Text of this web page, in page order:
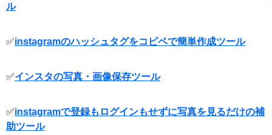
ル
✅instagramのハッシュタグをコピペで簡単作成ツール
✅インスタの写真・画像保存ツール
✅instagramで登録もログインもせずに写真を見るだけの補
助ツール